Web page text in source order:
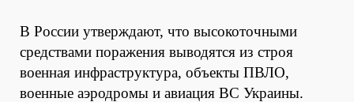
В России утверждают, что высокоточными
средствами поражения выводятся из строя
военная инфраструктура, объекты ПВЛО,
военные аэродромы и авиация ВС Украины.